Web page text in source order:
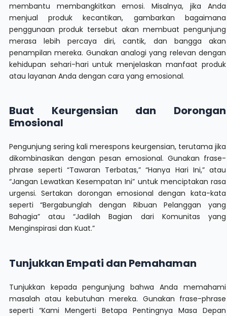
membantu membangkitkan emosi. Misalnya, jika Anda
menjual produk kecantikan, gambarkan bagaimana
penggunaan produk tersebut akan membuat pengunjung
merasa lebih percaya diri, cantik, dan bangga akan
penampilan mereka. Gunakan analogi yang relevan dengan
kehidupan sehari-hari untuk menjelaskan manfaat produk
atau layanan Anda dengan cara yang emosional.
Buat Keurgensian dan Dorongan
Emosional
Pengunjung sering kali merespons keurgensian, terutama jika
dikombinasikan dengan pesan emosional. Gunakan frase-
phrase seperti “Tawaran Terbatas,” “Hanya Hari Ini,” atau
“Jangan Lewatkan Kesempatan Ini” untuk menciptakan rasa
urgensi. Sertakan dorongan emosional dengan kata-kata
seperti “Bergabunglah dengan Ribuan Pelanggan yang
Bahagia” atau “Jadilah Bagian dari Komunitas yang
Menginspirasi dan Kuat.”
Tunjukkan Empati dan Pemahaman
Tunjukkan kepada pengunjung bahwa Anda memahami
masalah atau kebutuhan mereka. Gunakan frase-phrase
seperti “Kami Mengerti Betapa Pentingnya Masa Depan